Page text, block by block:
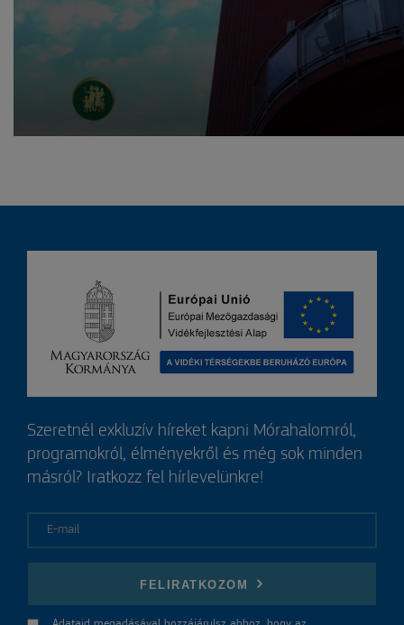
Szeretnél exkluzív híreket kapni Mórahalomról,
programokról, élményekről és még sok minden
másról? Iratkozz fel hírlevelünkre!
FELIRATKOZOM